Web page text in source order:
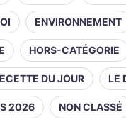
ENVIRONNEMENT
HORS-CATÉGORIE
DU JOUR LE
2026 NON CLASSÉ